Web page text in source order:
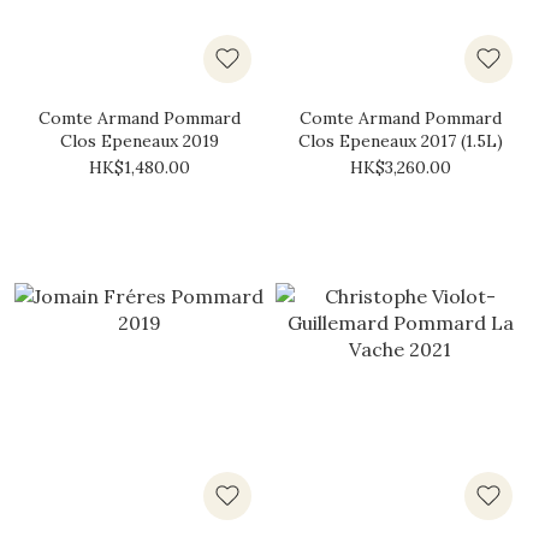
Comte Armand Pommard
Clos Epeneaux 2019
HK$1,480.00
Comte Armand Pommard
Clos Epeneaux 2017 (1.5L)
HK$3,260.00